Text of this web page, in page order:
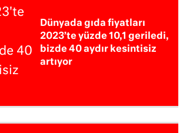
Dünyada gıda fiyatları
2023’te yüzde 10,1 geriledi,
bizde 40 aydır kesintisiz
artıyor